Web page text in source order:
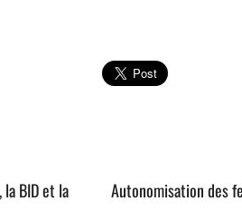
BID et la
Autonomisation des